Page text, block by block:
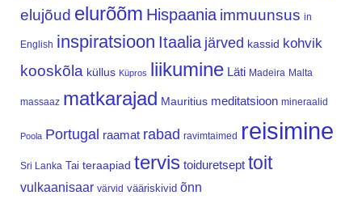
elujõud elurõõm Hispaania immuunsus in
English inspiratsioon Itaalia järved kassid kohvik
kooskõla küllus Küpros liikumine Läti Madeira Malta
massaaz matkarajad Mauritius meditatsioon mineraalid
Poola Portugal raamat rabad ravimtaimed reisimine
Sri Lanka Tai teraapiad tervis toiduretsept toit
vulkaanisaar värvid vääriskivid õnn